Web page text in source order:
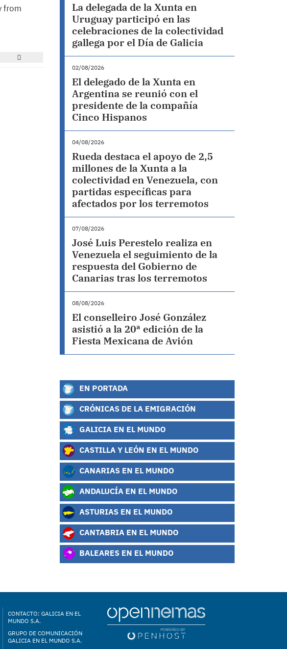
from
La delegada de la Xunta en
Uruguay participó en las
celebraciones de la colectividad
gallega por el Día de Galicia
02/08/2026
El delegado de la Xunta en
Argentina se reunió con el
presidente de la compañía
Cinco Hispanos
04/08/2026
Rueda destaca el apoyo de 2,5
millones de la Xunta a la
colectividad en Venezuela, con
partidas específicas para
afectados por los terremotos
07/08/2026
José Luis Perestelo realiza en
Venezuela el seguimiento de la
respuesta del Gobierno de
Canarias tras los terremotos
08/08/2026
El conselleiro José González
asistió a la 20ª edición de la
Fiesta Mexicana de Avión
EN PORTADA
CRÓNICAS DE LA EMIGRACIÓN
GALICIA EN EL MUNDO
CASTILLA Y LEÓN EN EL MUNDO
CANARIAS EN EL MUNDO
ANDALUCÍA EN EL MUNDO
ASTURIAS EN EL MUNDO
CANTABRIA EN EL MUNDO
BALEARES EN EL MUNDO
CONTACTO: GALICIA EN EL
MUNDO S.A.
GRUPO DE COMUNICACIÓN
GALICIA EN EL MUNDO S.A.